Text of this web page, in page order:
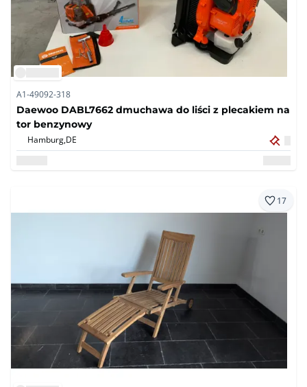
A1-49092-318
Daewoo DABL7662 dmuchawa do liści z plecakiem na
tor benzynowy
Hamburg,DE
17